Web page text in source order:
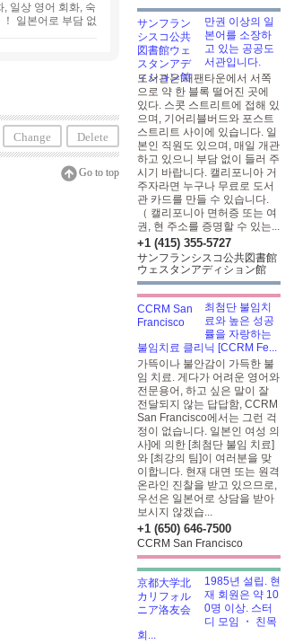
일상 영어 회화, 숙
일본어로 부담 없
Change Delete
Go to top
만권 이상의 일
본어를 소장하
고 있는 공공도
서관입니다.
도서관은 재팬타운에서 서쪽
으로 약 한 블록 떨어진 곳에
있다. 스콧 스트리트에 접해 있
으며, 기어리블버드와 포스트
스트리트 사이에 있습니다. 일
본인 직원도 있으며, 매일 개관
하고 있으니 부담 없이 들러 주
시기 바랍니다. 캘리포니아 거
주자라면 누구나 무료로 도서
관 카드를 만들 수 있습니다.
（ 캘리포니아 면허증 또는 여
권, 현 주소를 증명할 수 있는...
+1 (415) 355-5727
サンフランシスコ公共図書館
ウェスタンアディション館
최첨단 불임치
료와 높은 성공
률을 자랑하는
불임치료 클리닉 [CCRM Fe...
가뜩이나 불안감이 가득한 불
임 치료. 게다가 어려운 영어와
전문용어, 하고 싶은 말이 잘
전달되지 않는 답답함, CCRM
San Francisco에서는 그런 걱
정이 없습니다. 일본인 여성 의
사]에 의한 [최첨단 불임 치료]
와 [최강의 팀]이 여러분을 맞
이합니다. 현재 대면 또는 원격
온라인 진찰을 받고 있으므로,
우선은 일본어로 상담을 받아
보시지 않겠습...
+1 (650) 646-7500
CCRM San Francisco
1985년 설립. 현
재 회원은 약 10
0명 이상. 스터
디 모임 ・ 친목
회...